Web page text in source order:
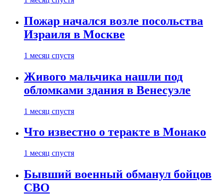
Пожар начался возле посольства
Израиля в Москве
1 месяц спустя
Живого мальчика нашли под
обломками здания в Венесуэле
1 месяц спустя
Что известно о теракте в Монако
1 месяц спустя
Бывший военный обманул бойцов
СВО